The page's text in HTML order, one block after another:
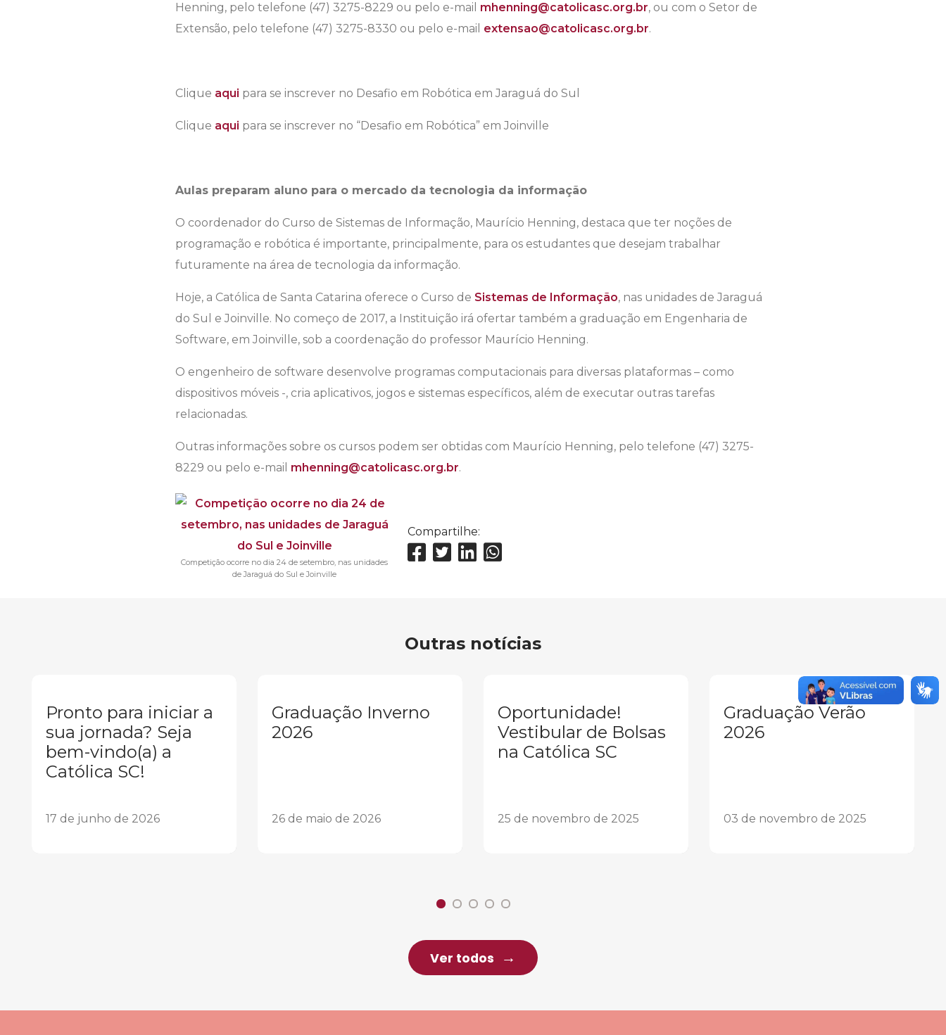
Henning, pelo telefone (47) 3275-8229 ou pelo e-mail mhenning@catolicasc.org.br, ou com o Setor de
Extensão, pelo telefone (47) 3275-8330 ou pelo e-mail extensao@catolicasc.org.br.
Clique aqui para se inscrever no Desafio em Robótica em Jaraguá do Sul
Clique aqui para se inscrever no “Desafio em Robótica” em Joinville
Aulas preparam aluno para o mercado da tecnologia da informação
O coordenador do Curso de Sistemas de Informação, Maurício Henning, destaca que ter noções de
programação e robótica é importante, principalmente, para os estudantes que desejam trabalhar
futuramente na área de tecnologia da informação.
Hoje, a Católica de Santa Catarina oferece o Curso de Sistemas de Informação, nas unidades de Jaraguá
do Sul e Joinville. No começo de 2017, a Instituição irá ofertar também a graduação em Engenharia de
Software, em Joinville, sob a coordenação do professor Maurício Henning.
O engenheiro de software desenvolve programas computacionais para diversas plataformas – como
dispositivos móveis -, cria aplicativos, jogos e sistemas específicos, além de executar outras tarefas
relacionadas.
Outras informações sobre os cursos podem ser obtidas com Maurício Henning, pelo telefone (47) 3275-
8229 ou pelo e-mail mhenning@catolicasc.org.br.
Competição ocorre no dia 24 de setembro, nas unidades
de Jaraguá do Sul e Joinville
Compartilhe:
Outras notícias
Pronto para iniciar a
sua jornada? Seja
bem-vindo(a) a
Católica SC!
17 de junho de 2026
Graduação Inverno
2026
26 de maio de 2026
Oportunidade!
Vestibular de Bolsas
na Católica SC
25 de novembro de 2025
Graduação Verão
2026
03 de novembro de 2025
Ver todos